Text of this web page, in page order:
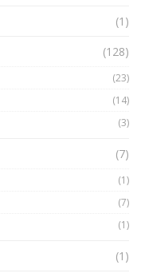
Trò đùa tỷ đô
(1)
(128)
(23)
(14)
(3)
(7)
(1)
(7)
(1)
(1)